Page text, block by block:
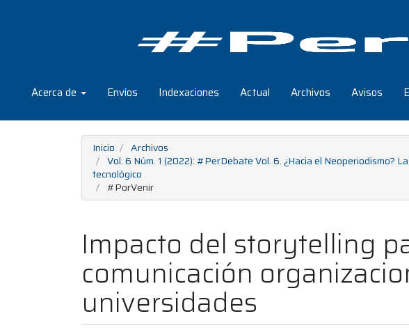
Acerca de Envíos Indexaciones Actual Archivos Avisos
Inicio
Archivos
Vol. 6 Núm. 1 (2022): #PerDebate Vol. 6. ¿Hacia el Neoperiodismo?
tecnológico
#PorVenir
Impacto del storytelling
comunicación
universidades